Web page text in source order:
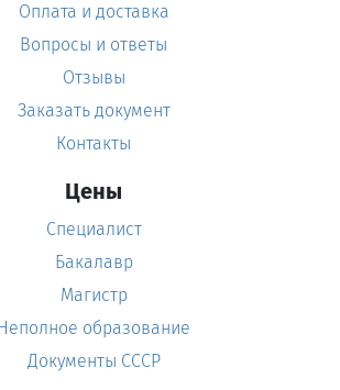
Оплата и доставка
Вопросы и ответы
Отзывы
Заказать документ
Контакты
Цены
Специалист
Бакалавр
Магистр
образование
Документы СССР